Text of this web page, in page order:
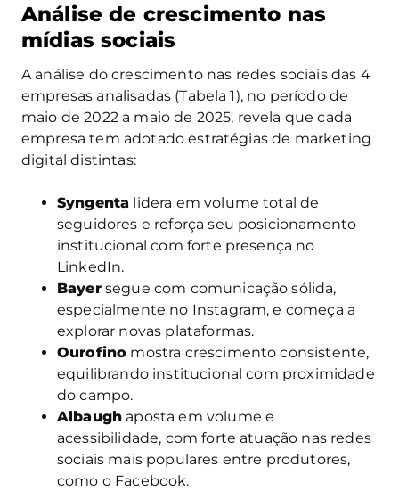
Análise de crescimento nas
mídias sociais
A análise do crescimento nas redes sociais das 4
empresas analisadas (Tabela 1), no período de
maio de 2022 a maio de 2025, revela que cada
empresa tem adotado estratégias de marketing
digital distintas:
Syngenta lidera em volume total de
seguidores e reforça seu posicionamento
institucional com forte presença no
LinkedIn.
Bayersegue com comunicação sólida,
especialmente no Instagram, e começa a
explorar novas plataformas.
Ourofino mostra crescimento consistente,
equilibrando institucional com proximidade
do campo.
Albaugh aposta em volume e
acessibilidade, com forte atuação nas redes
sociais mais populares entre produtores,
como o Facebook.